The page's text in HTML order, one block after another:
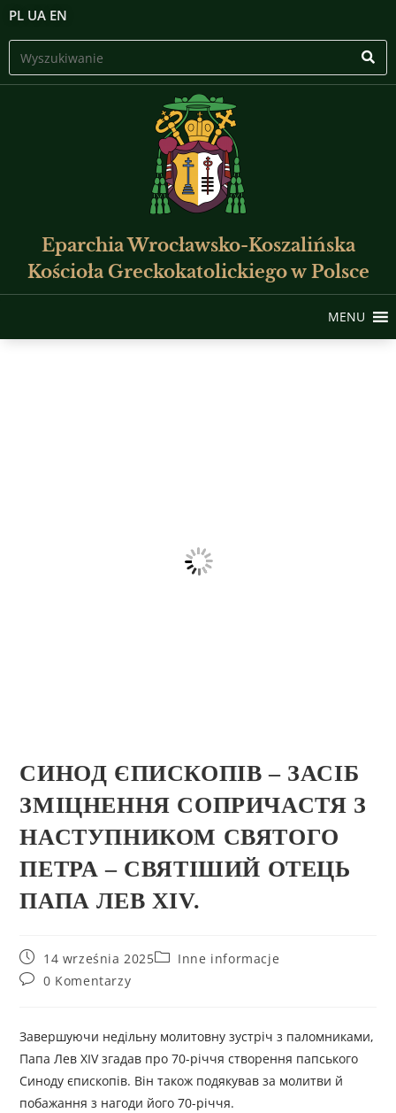
PL UA EN
Eparchia Wrocławsko-Koszalińska
Kościoła Greckokatolickiego w Polsce
MENU
СИНОД ЄПИСКОПІВ – ЗАСІБ
ЗМІЦНЕННЯ СОПРИЧАСТЯ З
НАСТУПНИКОМ СВЯТОГО
ПЕТРА – СВЯТІШИЙ ОТЕЦЬ
ПАПА ЛЕВ XIV.
14 września 2025
Inne informacje
0 Komentarzy
Завершуючи недільну молитовну зустріч з паломниками,
Папа Лев XIV згадав про 70-річчя створення папського
Синоду єпископів. Він також подякував за молитви й
побажання з нагоди його 70-річчя.